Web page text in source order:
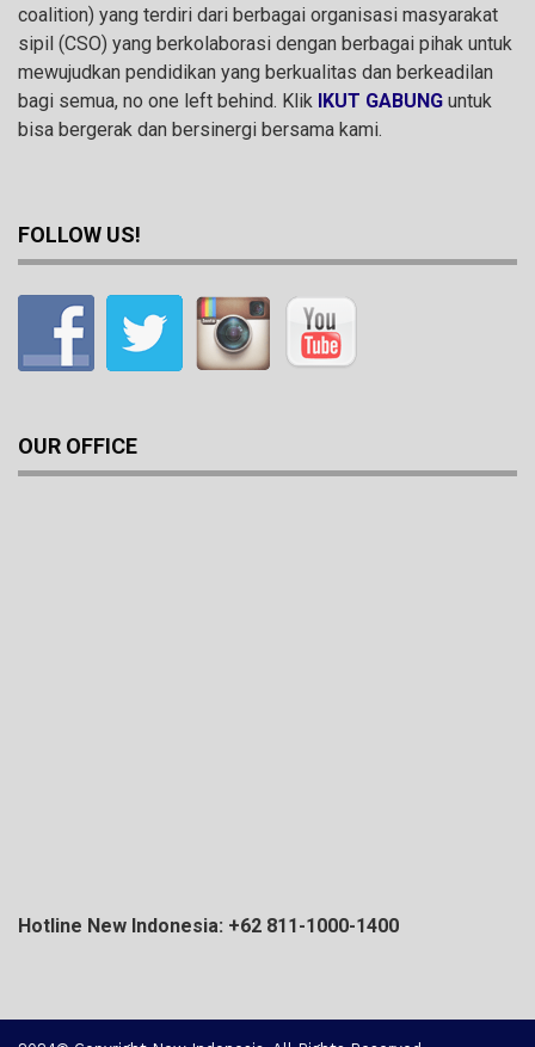
coalition) yang terdiri dari berbagai organisasi masyarakat
sipil (CSO) yang berkolaborasi dengan berbagai pihak untuk
mewujudkan pendidikan yang berkualitas dan berkeadilan
bagi semua, no one left behind. Klik IKUT GABUNG untuk
bisa bergerak dan bersinergi bersama kami.
FOLLOW US!
OUR OFFICE
Hotline New Indonesia: +62 811-1000-1400